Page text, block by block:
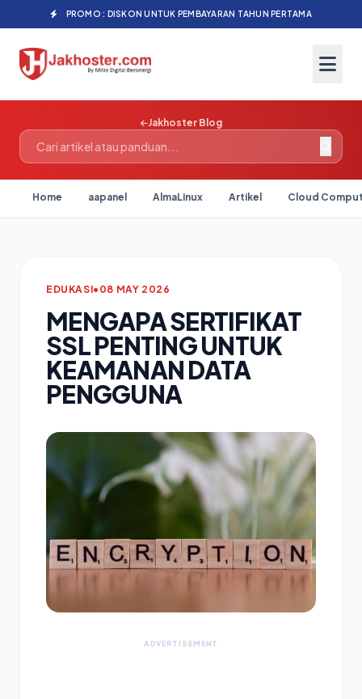
PROMO : DISKON UNTUK PEMBAYARAN TAHUN PERTAMA
Jakhoster Blog
Home aapanel AlmaLinux Artikel Cloud
EDUKASI• 08 MAY 2026
MENGAPA SERTIFIKAT
SSL PENTING UNTUK
KEAMANAN DATA
PENGGUNA
ADVERTISEMENT